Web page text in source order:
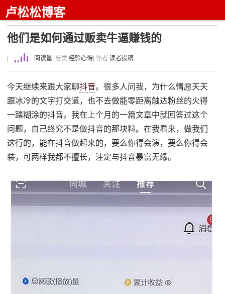
卢松松博客
​他们是如何通过贩卖牛逼赚钱的
阅读量 | 分类:经验心得 | 作者:读者投稿
今天继续来跟大家聊抖音。很多人问我，为什么情愿天天
跟冰冷的文字打交道，也不去做能零距离触达粉丝的火得
一踏糊涂的抖音。我在上个月的一篇文章中就回答过这个
问题，自己终究不是做抖音的那块料。在我看来，做我们
这行的，能在抖音做起来的，要么你得会演，要么你得会
装，可两样我都不擅长，注定与抖音暴富无缘。